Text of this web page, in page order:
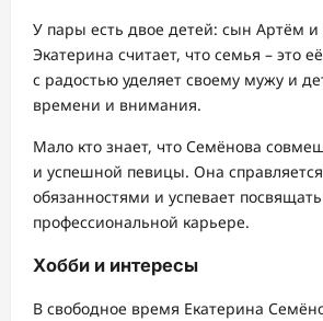
У пары есть двое детей: сын Артём
Экатерина считает, что семья – это
с радостью уделяет своему мужу и
времени и внимания.
Мало кто знает, что Семёнова
и успешной певицы. Она
обязанностями и успевает
профессиональной карьере.
Хобби и интересы
В свободное время Екатерина